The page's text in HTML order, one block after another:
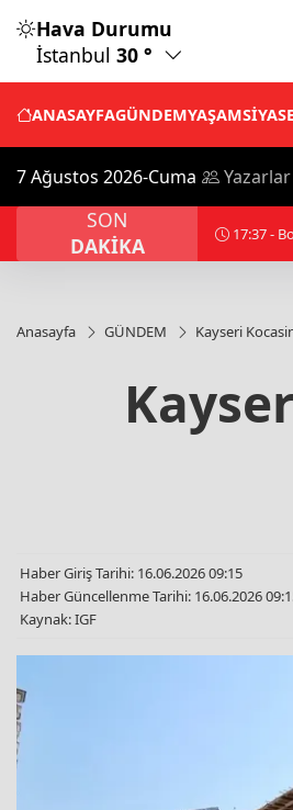
Hava Durumu
İstanbul 30 °
ANASAYFAGÜNDEMYAŞAM
7 Ağustos 2026-Cuma Yazarlar
SON
DAKİKA
kapanan Ankara istikameti ulaşıma
Anasayfa GÜNDEM Kayseri
Haber Giriş Tarihi: 16.06.2026 09:15
Haber Güncellenme Tarihi: 16.06.2026
Kaynak: IGF